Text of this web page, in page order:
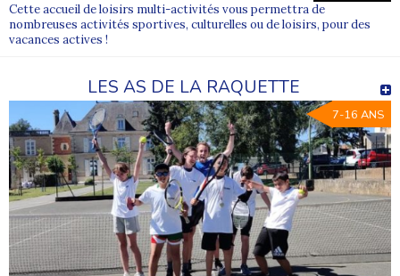
Cette accueil de loisirs multi-activités vous permettra de
nombreuses activités sportives, culturelles ou de loisirs, pour des
vacances actives !
LES AS DE LA RAQUETTE
7-16 ANS